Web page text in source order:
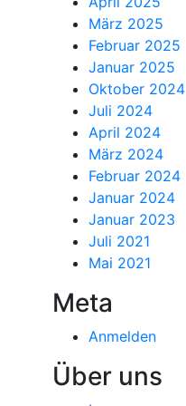
März 2025
Februar 2025
Januar 2025
Oktober 2024
Juli 2024
April 2024
März 2024
Februar 2024
Januar 2024
Januar 2023
Juli 2021
Mai 2021
Meta
Anmelden
Über uns